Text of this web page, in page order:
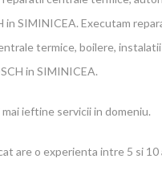
SIMINICEA. Executam
termice, boilere,
in SIMINICEA.
ieftine servicii in domeniu.
are o experienta intre 5 si 10